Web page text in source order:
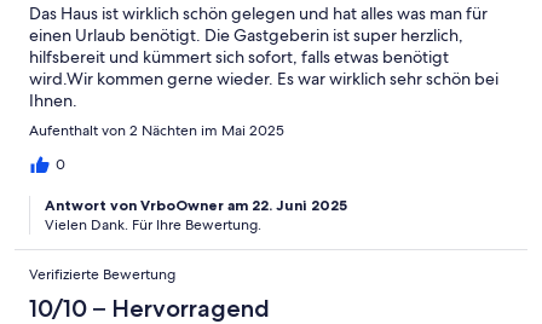
Das Haus ist wirklich schön gelegen und hat alles was man für
einen Urlaub benötigt. Die Gastgeberin ist super herzlich,
hilfsbereit und kümmert sich sofort, falls etwas benötigt
wird.Wir kommen gerne wieder. Es war wirklich sehr schön bei
Ihnen.
Aufenthalt von 2 Nächten im Mai 2025
0
Antwort von VrboOwner am 22. Juni 2025
Vielen Dank. Für Ihre Bewertung.
Verifizierte Bewertung
10/10 – Hervorragend